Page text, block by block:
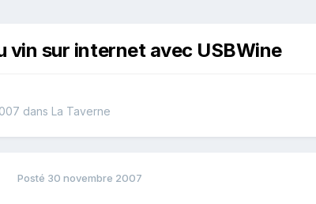
vin sur internet avec USBWine
dans La Taverne
Posté 30 novembre 2007